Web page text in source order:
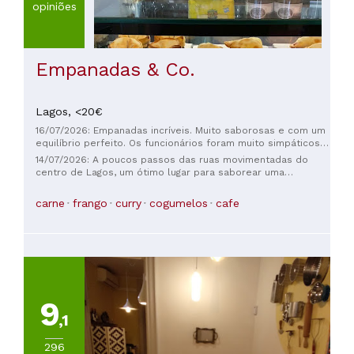
opiniões
Empanadas & Co.
Lagos, <20€
16/07/2026: Empanadas incríveis. Muito saborosas e com um
equilíbrio perfeito. Os funcionários foram muito simpáticos e
acolhedores.
14/07/2026: A poucos passos das ruas movimentadas do
centro de Lagos, um ótimo lugar para saborear uma
Atendimento excelente e simpático, e um agradável espaço
ao ar livre numa rua tranquila. Recomendo muito uma visita!
carne frango curry cogumelos cafe
9,1
296